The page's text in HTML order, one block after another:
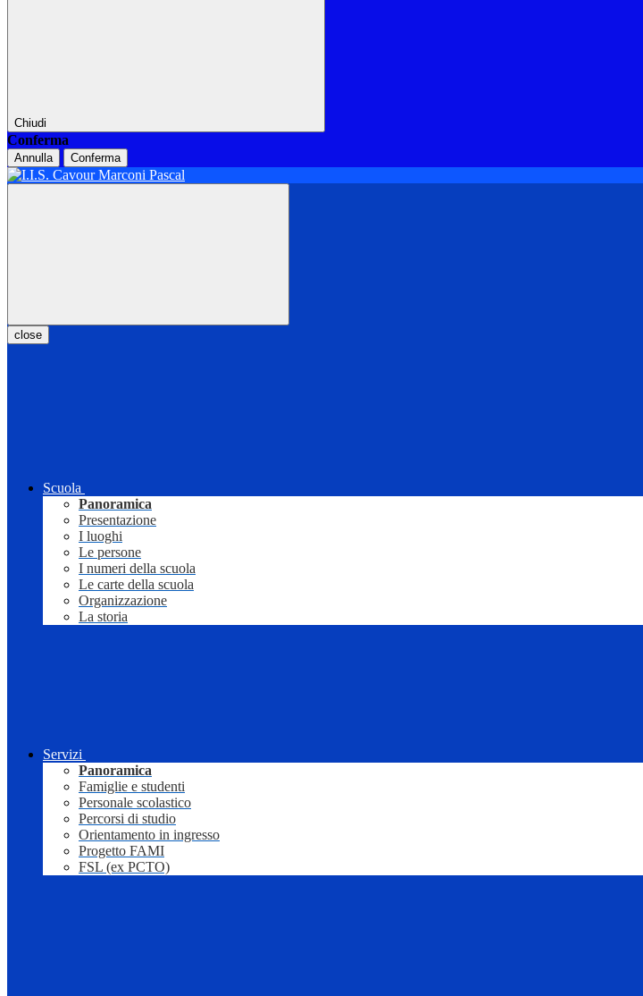
Chiudi
Conferma
Annulla Conferma
close
Scuola
Panoramica
Presentazione
I luoghi
Le persone
I numeri della scuola
Le carte della scuola
Organizzazione
La storia
Servizi
Panoramica
Famiglie e studenti
Personale scolastico
Percorsi di studio
Orientamento in ingresso
Progetto FAMI
FSL (ex PCTO)